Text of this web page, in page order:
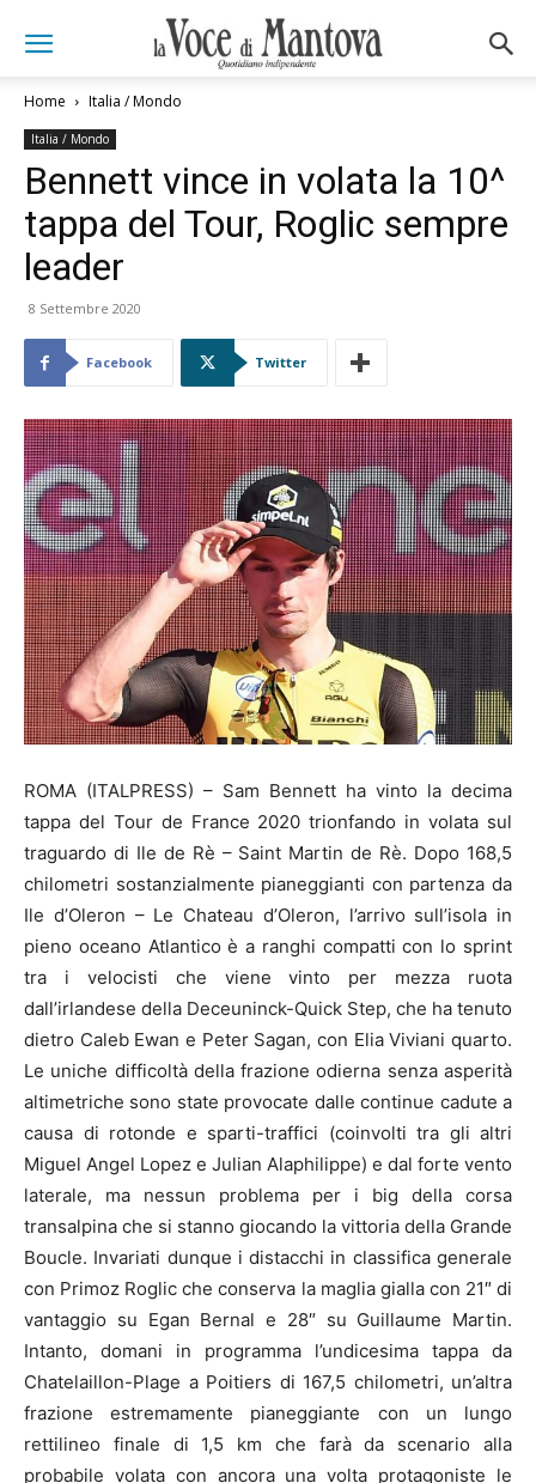
Home Italia / Mondo
Italia / Mondo
Bennett vince in volata la 10^
tappa del Tour, Roglic sempre
leader
8 Settembre 2020
Facebook Twitter
ROMA (ITALPRESS) – Sam Bennett ha vinto la decima
tappa del Tour de France 2020 trionfando in volata sul
traguardo di Ile de Rè – Saint Martin de Rè. Dopo 168,5
chilometri sostanzialmente pianeggianti con partenza da
Ile d’Oleron – Le Chateau d’Oleron, l’arrivo sull’isola in
pieno oceano Atlantico è a ranghi compatti con lo sprint
tra i velocisti che viene vinto per mezza ruota
dall’irlandese della Deceuninck-Quick Step, che ha tenuto
dietro Caleb Ewan e Peter Sagan, con Elia Viviani quarto.
Le uniche difficoltà della frazione odierna senza asperità
altimetriche sono state provocate dalle continue cadute a
causa di rotonde e sparti-traffici (coinvolti tra gli altri
Miguel Angel Lopez e Julian Alaphilippe) e dal forte vento
laterale, ma nessun problema per i big della corsa
transalpina che si stanno giocando la vittoria della Grande
Boucle. Invariati dunque i distacchi in classifica generale
con Primoz Roglic che conserva la maglia gialla con 21″ di
vantaggio su Egan Bernal e 28″ su Guillaume Martin.
Intanto, domani in programma l’undicesima tappa da
Chatelaillon-Plage a Poitiers di 167,5 chilometri, un’altra
frazione estremamente pianeggiante con un lungo
rettilineo finale di 1,5 km che farà da scenario alla
probabile volata con ancora una volta protagoniste le